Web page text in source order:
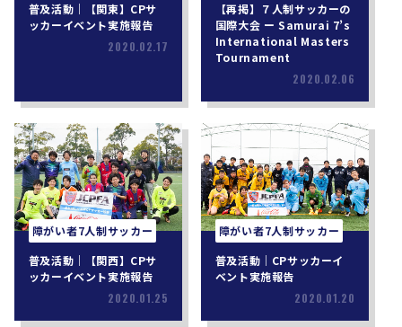
普及活動｜【関東】CPサ
ッカーイベント実施報告
2020.02.17
【再掲】７人制サッカーの
国際大会 ー Samurai 7’s
International Masters
Tournament
2020.02.06
障がい者7人制サッカー
普及活動｜【関西】CPサ
ッカーイベント実施報告
2020.01.25
障がい者7人制サッカー
普及活動｜CPサッカーイ
ベント実施報告
2020.01.20